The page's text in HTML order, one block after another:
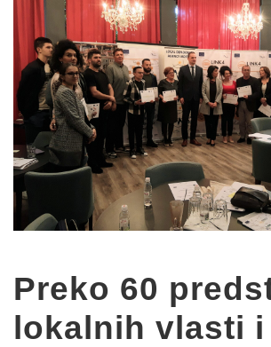
Preko 60
lokalnih vlasti i